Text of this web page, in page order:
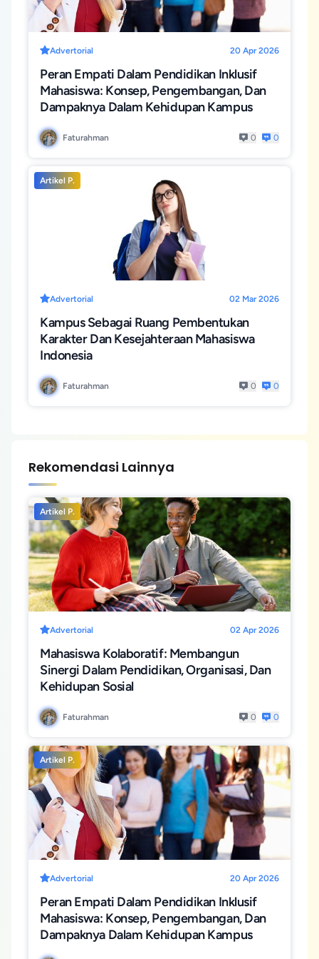
Advertorial 20 Apr 2026
Peran Empati Dalam Pendidikan Inklusif
Mahasiswa: Konsep, Pengembangan, Dan
Dampaknya Dalam Kehidupan Kampus
Faturahman 0 0
Artikel P.
Advertorial 02 Mar 2026
Kampus Sebagai Ruang Pembentukan
Karakter Dan Kesejahteraan Mahasiswa
Indonesia
Faturahman 0 0
Rekomendasi Lainnya
Artikel P.
Advertorial 02 Apr 2026
Mahasiswa Kolaboratif: Membangun
Sinergi Dalam Pendidikan, Organisasi, Dan
Kehidupan Sosial
Faturahman 0 0
Artikel P.
Advertorial 20 Apr 2026
Peran Empati Dalam Pendidikan Inklusif
Mahasiswa: Konsep, Pengembangan, Dan
Dampaknya Dalam Kehidupan Kampus